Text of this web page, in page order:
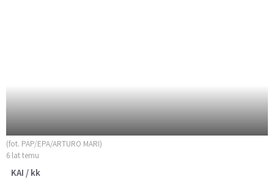
(fot. PAP/EPA/ARTURO MARI)
6 lat temu
KAI / kk